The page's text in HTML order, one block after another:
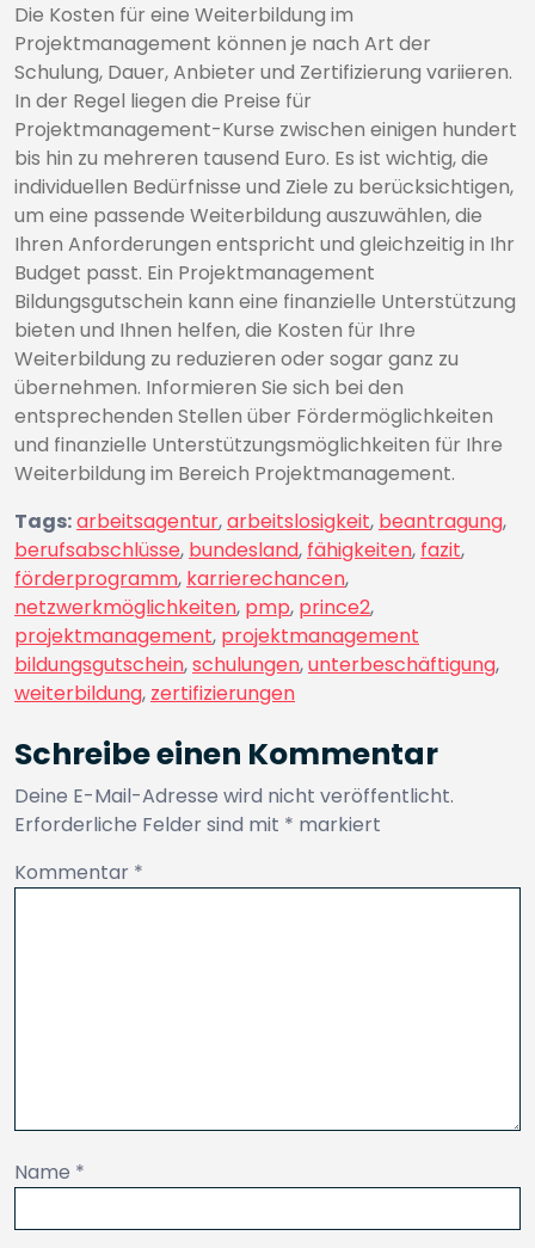
Die Kosten für eine Weiterbildung im
Projektmanagement können je nach Art der
Schulung, Dauer, Anbieter und Zertifizierung variieren.
In der Regel liegen die Preise für
Projektmanagement-Kurse zwischen einigen hundert
bis hin zu mehreren tausend Euro. Es ist wichtig, die
individuellen Bedürfnisse und Ziele zu berücksichtigen,
um eine passende Weiterbildung auszuwählen, die
Ihren Anforderungen entspricht und gleichzeitig in Ihr
Budget passt. Ein Projektmanagement
Bildungsgutschein kann eine finanzielle Unterstützung
bieten und Ihnen helfen, die Kosten für Ihre
Weiterbildung zu reduzieren oder sogar ganz zu
übernehmen. Informieren Sie sich bei den
entsprechenden Stellen über Fördermöglichkeiten
und finanzielle Unterstützungsmöglichkeiten für Ihre
Weiterbildung im Bereich Projektmanagement.
Tags:arbeitsagentur,arbeitslosigkeit, beantragung,
berufsabschlüsse, bundesland, fähigkeiten, fazit,
förderprogramm, karrierechancen,
netzwerkmöglichkeiten, pmp, prince2,
projektmanagement, projektmanagement
bildungsgutschein,schulungen,unterbeschäftigung,
weiterbildung, zertifizierungen
Schreibe einen Kommentar
Deine E-Mail-Adresse wird nicht veröffentlicht.
Erforderliche Felder sind mit * markiert
Kommentar *
Name *